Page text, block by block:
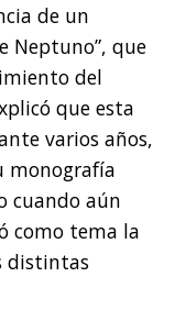
de un
Neptuno”, que
del
que esta
varios años,
monografía
cuando aún
como tema la
distintas